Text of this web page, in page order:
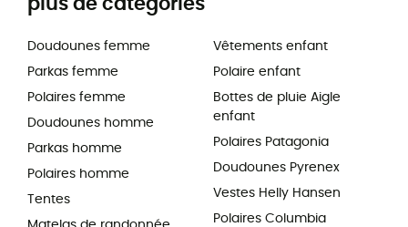
plus de catégories
Doudounes femme
Parkas femme
Polaires femme
Doudounes homme
Parkas homme
Polaires homme
Tentes
Vêtements enfant
Polaire enfant
Bottes de pluie Aigle
enfant
Polaires Patagonia
Doudounes Pyrenex
Vestes Helly Hansen
Polaires Columbia